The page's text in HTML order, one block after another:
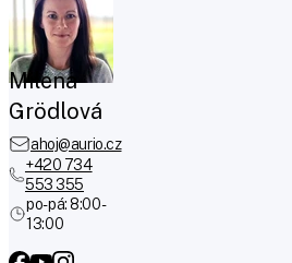
Milena
Grödlová
ahoj@aurio.cz
+420 734
553 355
po-pá: 8:00 -
13:00